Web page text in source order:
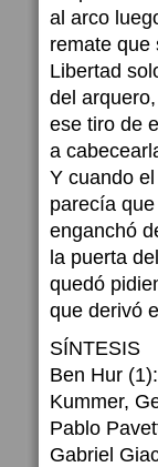
al arco
remate que
Libertad
del
ese tiro de
a
Y cuando
parecía
enganchó
la puerta
quedó
que derivó
SÍNTESIS
Ben Hur
Kummer,
Pablo
Gabriel